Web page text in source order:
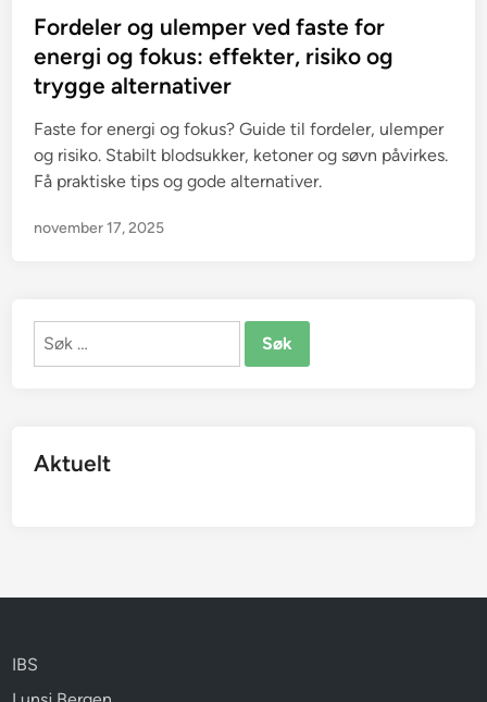
s
t
e
d
i
n
Fordeler og ulemper ved faste for
energi og fokus: effekter, risiko og
trygge alternativer
Faste for energi og fokus? Guide til fordeler, ulemper
og risiko. Stabilt blodsukker, ketoner og søvn påvirkes.
Få praktiske tips og gode alternativer.
november 17, 2025
Søk
Aktuelt
IBS